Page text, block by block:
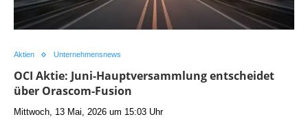
Aktien Unternehmensnews
OCI Aktie: Juni-Hauptversammlung entscheidet
über Orascom-Fusion
Mittwoch, 13 Mai, 2026 um 15:03 Uhr